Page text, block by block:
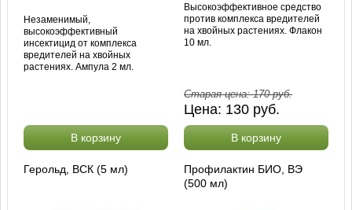
Незаменимый,
высокоэффективный
инсектицид от комплекса
вредителей на хвойных
растениях. Ампула 2 мл.
В корзину
Высокоэффективное средство
против комплекса вредителей
на хвойных растениях. Флакон
10 мл.
Старая цена:170руб.
Цена: 130 руб.
В корзину
Герольд, ВСК (5 мл)
Профилактин БИО, ВЭ
(500 мл)